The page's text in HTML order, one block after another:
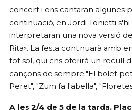
concert i ens cantaran algunes
continuació, en Jordi Tonietti
interpretaran una nova versió
Rita». La festa continuarà amb
tot sol, qui ens oferirà un recull
cançons de sempre:"El bolet
Peret", "Zum fa l'abella",
A les 2/4 de 5 de la tarda.